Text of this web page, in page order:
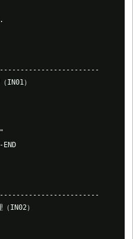
IN01）
IN02）